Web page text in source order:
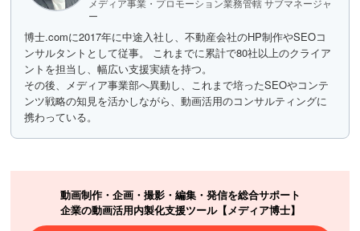
メディア事業・プロモーション業務管轄 サブマネージャ
ー
博士.comに2017年に中途入社し、不動産会社のHP制作やSEOコ
ンサルタントとして従事。 これまでに累計で80社以上のクライア
ントを担当し、幅広い支援実績を持つ。
その後、メディア事業部へ異動し、これまで培ったSEOやコンテ
ンツ戦略の知見を活かしながら、動画活用のコンサルティングに
携わっている。
動画制作・企画・撮影・編集・発信を総合サポート
企業の動画活用内製化支援ツール【メディア博士】